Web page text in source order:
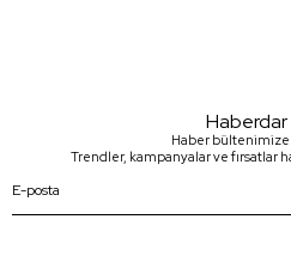
Haberdar
Haber bültenimize
Trendler, kampanyalar ve fırsatlar